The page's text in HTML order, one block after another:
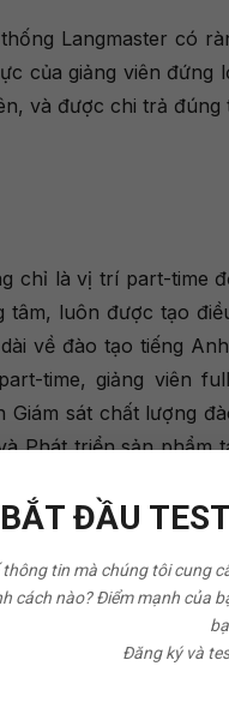
Langmaster có
của giảng viên đứng
và được chi trả đúng
chỉ là vị trí part-time
luôn được tạo
về đào tạo tiếng
time, giảng viên
Giám sát chất lượng
Phát triển sản phẩm
hiện tại đều là
là những vị trí
VIÊN TIẾNG ANH
LIÊN TỤC
được trở thành thành
BẮT ĐẦU
thông tin mà chúng tôi cung
cách nào? Điểm mạnh của
Đăng ký và